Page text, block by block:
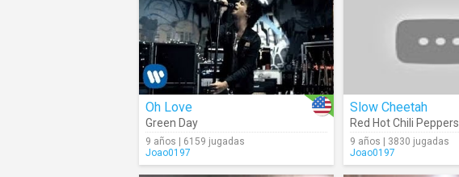
Oh Love
Green Day
9 años | 6159 jugadas
Joao0197
Slow Cheetah
Red Hot Chili Peppers
9 años | 3830 jugadas
Joao0197